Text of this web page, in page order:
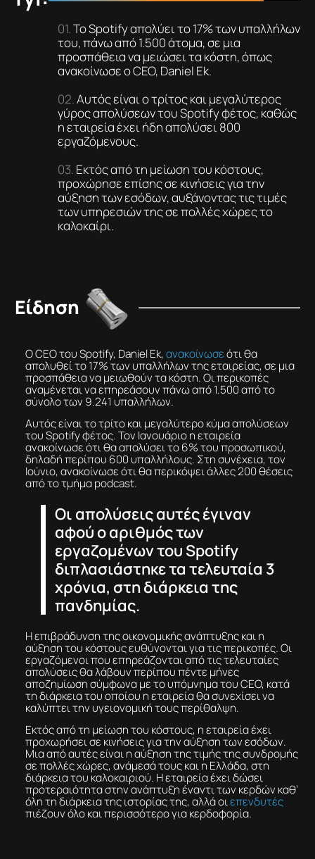
Το Spotify απολύει το 17% των υπαλλήλων
του, πάνω από 1.500 άτομα, σε μια
προσπάθεια να μειώσει τα κόστη, όπως
ανακοίνωσε ο CEO, Daniel Ek.
Αυτός είναι ο τρίτος και μεγαλύτερος
γύρος απολύσεων του Spotify φέτος, καθώς
η εταιρεία έχει ήδη απολύσει 800
εργαζόμενους.
Εκτός από τη μείωση του κόστους,
προχώρησε επίσης σε κινήσεις για την
αύξηση των εσόδων, αυξάνοντας τις τιμές
των υπηρεσιών της σε πολλές χώρες το
καλοκαίρι.
Είδηση
O CEO του Spotify, Daniel Ek, ανακοίνωσεότι θα
απολυθεί το 17% των υπαλλήλων της εταιρείας, σε μια
προσπάθεια να μειωθούν τα κόστη. Οι περικοπές
αναμένεται να επηρεάσουν πάνω από 1.500 από το
σύνολο των 9.241 υπαλλήλων.
Αυτός είναι το τρίτο και μεγαλύτερο κύμα απολύσεων
του Spotify φέτος. Τον Ιανουάριο η εταιρεία
ανακοίνωσε ότι θα απολύσει το 6% του προσωπικού,
δηλαδή περίπου 600 υπαλλήλους. Στη συνέχεια, τον
Ιούνιο, ανακοίνωσε ότι θα περικόψει άλλες 200 θέσεις
από το τμήμα podcast.
Οι απολύσεις αυτές έγιναν
αφού ο αριθμός των
εργαζομένων του Spotify
διπλασιάστηκε τα τελευταία 3
χρόνια, στη διάρκεια της
πανδημίας.
Η επιβράδυνση της οικονομικής ανάπτυξης και η
αύξηση του κόστους ευθύνονται για τις περικοπές. Οι
εργαζόμενοι που επηρεάζονται από τις τελευταίες
απολύσεις θα λάβουν περίπου πέντε μήνες
αποζημίωση σύμφωνα με το υπόμνημα του CEO, κατά
τη διάρκεια του οποίου η εταιρεία θα συνεχίσει να
καλύπτει την υγειονομική τους περίθαλψη.
Εκτός από τη μείωση του κόστους, η εταιρεία έχει
προχωρήσει σε κινήσεις για την αύξηση των εσόδων.
Μια από αυτές είναι η αύξηση της τιμής της συνδρομής
σε πολλές χώρες, ανάμεσά τους και η Ελλάδα, στη
διάρκεια του καλοκαιριού. Η εταιρεία έχει δώσει
προτεραιότητα στην ανάπτυξη έναντι των κερδών καθ’
όλη τη διάρκεια της ιστορίας της, αλλά οιεπενδυτές
πιέζουν όλο και περισσότερο για κερδοφορία.